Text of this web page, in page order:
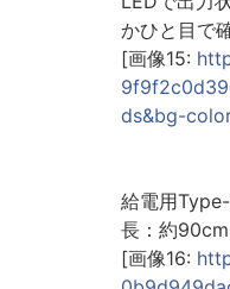
かひと目で
[画像15:
ds&bg-
給電用
長：約90cm
[画像16: